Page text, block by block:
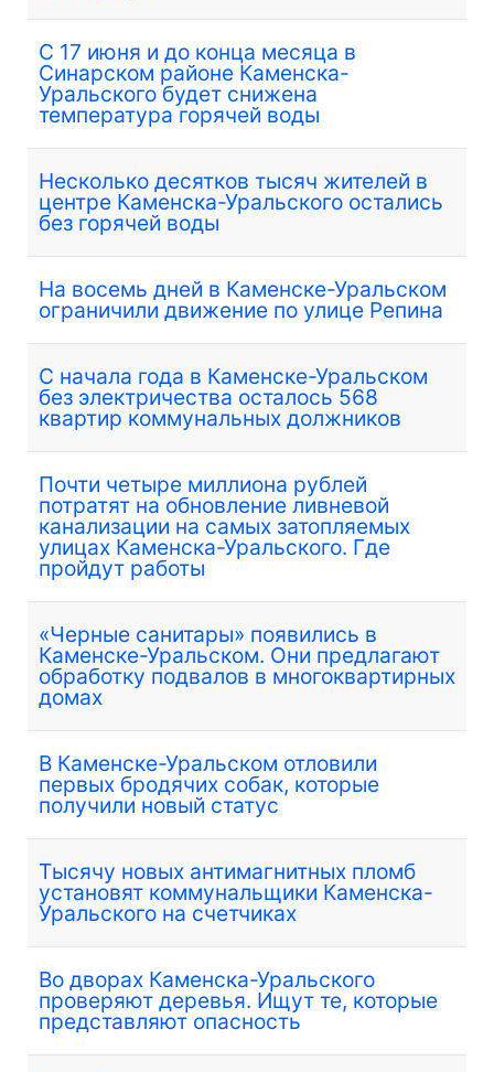
С 17 июня и до конца месяца в
Синарском районе Каменска-
Уральского будет снижена
температура горячей воды
Несколько десятков тысяч жителей в
центре Каменска-Уральского остались
без горячей воды
На восемь дней в Каменске-Уральском
ограничили движение по улице Репина
С начала года в Каменске-Уральском
без электричества осталось 568
квартир коммунальных должников
Почти четыре миллиона рублей
потратят на обновление ливневой
канализации на самых затопляемых
улицах Каменска-Уральского. Где
пройдут работы
«Черные санитары» появились в
Каменске-Уральском. Они предлагают
обработку подвалов в многоквартирных
домах
В Каменске-Уральском отловили
первых бродячих собак, которые
получили новый статус
Тысячу новых антимагнитных пломб
установят коммунальщики Каменска-
Уральского на счетчиках
Во дворах Каменска-Уральского
проверяют деревья. Ищут те, которые
представляют опасность